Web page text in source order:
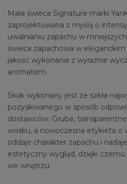
Mała świeca Signature marki
zaprojektowana z myślą o
uwalnianiu zapachu w
świeca zapachowa w eleganckim
jakość wykonania z wyraźnie
aromatem.
Słoik wykonany jest ze szkła
pozyskiwanego w sposób
dostawców. Grube,
wosku, a nowoczesna etykieta o
oddaje charakter zapachu i
estetyczny wygląd, dzięki
we wnętrzu.